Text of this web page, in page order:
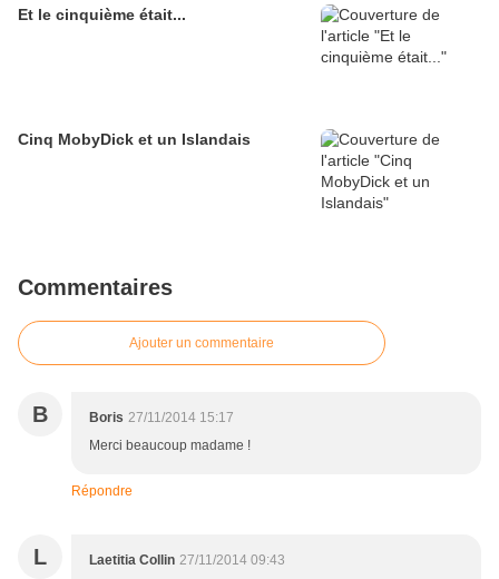
Et le cinquième était...
Cinq MobyDick et un Islandais
Commentaires
Ajouter un commentaire
B Boris 27/11/2014 15:17
Merci beaucoup madame !
Répondre
L Laetitia Collin 27/11/2014 09:43